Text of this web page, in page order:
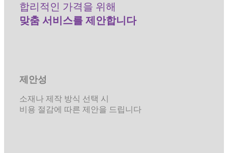
합리적인 가격을 위해
맞춤 서비스를 제안합니다
제안성
소재나 제작 방식 선택 시
비용 절감에 따른 제안을 드립니다